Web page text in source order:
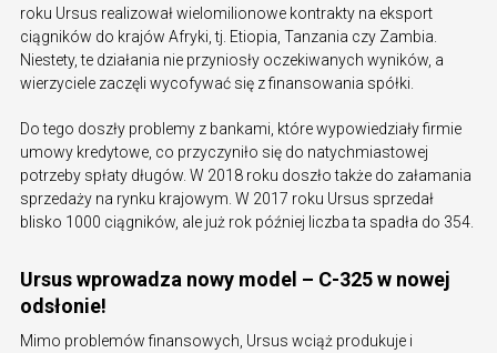
roku Ursus realizował wielomilionowe kontrakty na eksport
ciągników do krajów Afryki, tj. Etiopia, Tanzania czy Zambia.
Niestety, te działania nie przyniosły oczekiwanych wyników, a
wierzyciele zaczęli wycofywać się z finansowania spółki.
Do tego doszły problemy z bankami, które wypowiedziały firmie
umowy kredytowe, co przyczyniło się do natychmiastowej
potrzeby spłaty długów. W 2018 roku doszło także do załamania
sprzedaży na rynku krajowym. W 2017 roku Ursus sprzedał
blisko 1000 ciągników, ale już rok później liczba ta spadła do 354.
Ursus wprowadza nowy model – C-325 w nowej
odsłonie!
Mimo problemów finansowych, Ursus wciąż produkuje i